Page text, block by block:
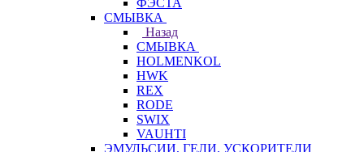
ФЭСТА
СМЫВКА
Назад
СМЫВКА
HOLMENKOL
HWK
REX
RODE
SWIX
VAUHTI
ЭМУЛЬСИИ, ГЕЛИ, УСКОРИТЕЛИ